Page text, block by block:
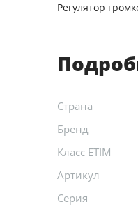
Регулятор
Страна
Бренд
Класс ETIM
Артикул
Серия